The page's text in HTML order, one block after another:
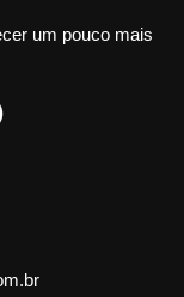
um pouco mais